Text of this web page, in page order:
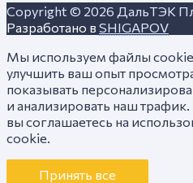
Copyright © 2026 ДальТЭК
Разработано в SHIGAPOV
Мы используем файлы
улучшить ваш опыт
показывать
и анализировать наш
вы соглашаетесь на
cookie.
Принять все